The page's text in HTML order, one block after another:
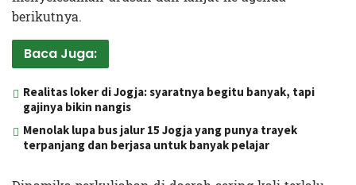
berikutnya.
Baca Juga:
Realitas loker di Jogja: syaratnya begitu banyak, tapi
gajinya bikin nangis
Menolak lupa bus jalur 15 Jogja yang punya trayek
terpanjang dan berjasa untuk banyak pelajar